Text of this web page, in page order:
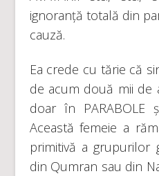
ignoranță totală din
cauză.
Ea crede cu tărie că
de acum două mii de
doar în PARABOLE
Această femeie a
primitivă a grupurilor
din Qumran sau din